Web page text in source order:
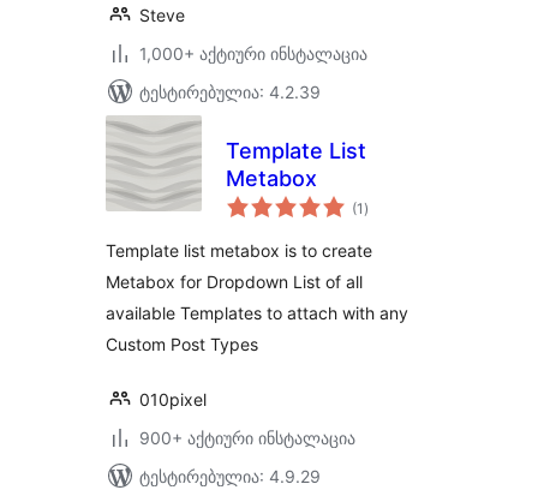
Steve
1,000+ აქტიური ინსტალაცია
ტესტირებულია: 4.2.39
Template List
Metabox
(1 საერთო
რეიტინგი
)
Template list metabox is to create
Metabox for Dropdown List of all
available Templates to attach with any
Custom Post Types
010pixel
900+ აქტიური ინსტალაცია
ტესტირებულია: 4.9.29